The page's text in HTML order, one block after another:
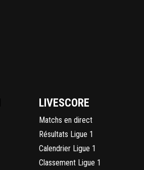
LIVESCORE
Matchs en direct
Résultats Ligue 1
Calendrier Ligue 1
Classement Ligue 1